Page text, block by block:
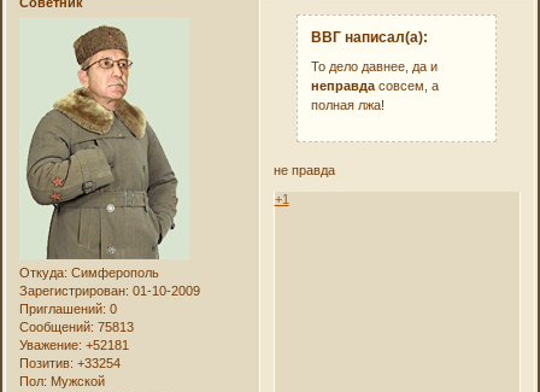
Откуда: Симферополь
Зарегистрирован: 01-10-2009
Приглашений: 0
Сообщений: 75813
Уважение: +52181
Позитив: +33254
Пол: Мужской
ВВГ написал(а):
То дело давнее, да и
неправда совсем, а
полная лжа!
не правда
+1